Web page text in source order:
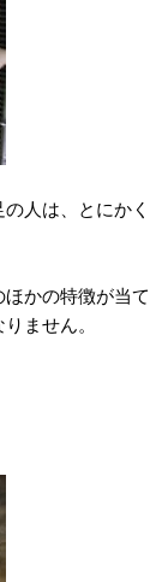
人は、とにかく
かの特徴が当て
ません。